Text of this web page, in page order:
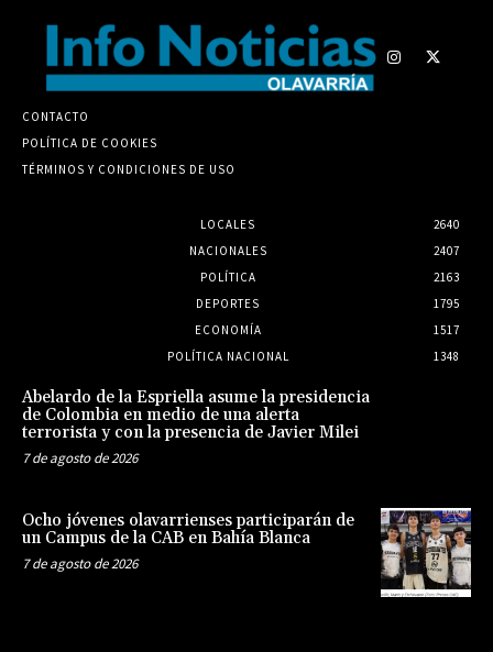
CONTACTO
POLÍTICA DE COOKIES
TÉRMINOS Y CONDICIONES DE USO
LOCALES
2640
NACIONALES
2407
POLÍTICA
2163
DEPORTES
1795
ECONOMÍA
1517
POLÍTICA NACIONAL
1348
Abelardo de la Espriella asume la presidencia
de Colombia en medio de una alerta
terrorista y con la presencia de Javier Milei
7 de agosto de 2026
Ocho jóvenes olavarrienses participarán de
un Campus de la CAB en Bahía Blanca
7 de agosto de 2026